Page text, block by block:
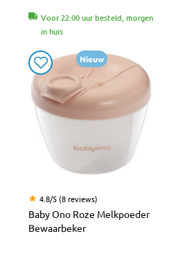
Voor 22:00 uur besteld, morgen
in huis
Nieuw
4.8/5 (8 reviews)
Baby Ono Roze Melkpoeder
Bewaarbeker